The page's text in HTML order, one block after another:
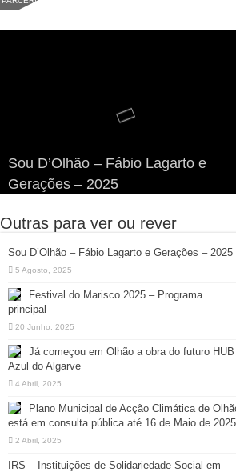
Sou D’Olhão – Fábio Lagarto e
Gerações – 2025
Armona: Música, Comida e
Diversão à Beira-Ria!
Taphani X Benkest: Vídeo Musical
na Ilha da Armona
“Lavar a Loiça” na Ilha dos
Hangares
Quatro Dias Mais Um de Aventura e
Diversão!
Outras para ver ou rever
Sou D’Olhão – Fábio Lagarto e Gerações – 2025
5 Agosto, 2025
Festival do Marisco 2025 – Programa
principal
20 Junho, 2025
Já começou em Olhão a obra do futuro HUB
Azul do Algarve
4 Abril, 2025
Plano Municipal de Acção Climática de
está em consulta pública até 16 de Maio de 2025
2 Abril, 2025
IRS – Instituições de Solidariedade Social em